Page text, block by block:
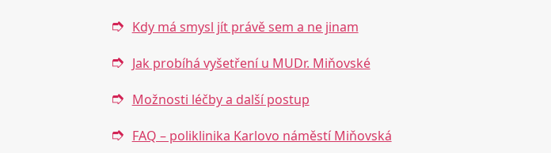
Kdy má smysl jít právě sem a ne jinam
Jak probíhá vyšetření u MUDr. Miňovské
Možnosti léčby a další postup
FAQ – poliklinika Karlovo náměstí Miňovská